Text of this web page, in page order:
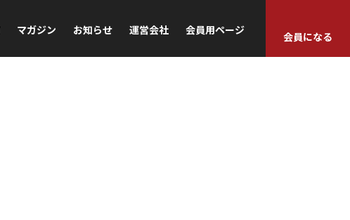
マガジン お知らせ 運営会社 会員用ページ
会員になる